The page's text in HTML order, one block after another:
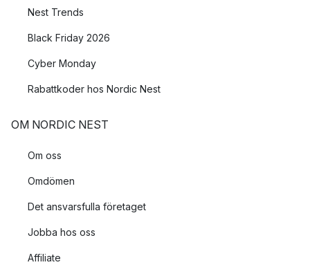
Nest Trends
Black Friday 2026
Cyber Monday
Rabattkoder hos Nordic Nest
OM NORDIC NEST
Om oss
Omdömen
Det ansvarsfulla företaget
Jobba hos oss
Affiliate